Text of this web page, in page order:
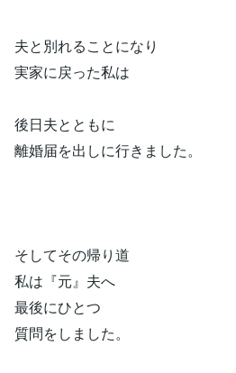
夫と別れることになり
実家に戻った私は
後日夫とともに
離婚届を出しに行きました。
そしてその帰り道
私は『元』夫へ
最後にひとつ
質問をしました。